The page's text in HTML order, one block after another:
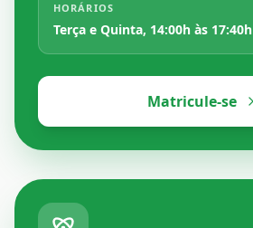
HORÁRIOS
Terça e Quinta, 14:00h às 17:40h
Matricule-se